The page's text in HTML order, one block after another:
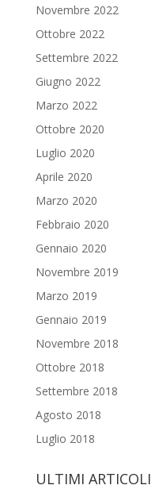
Novembre 2022
Ottobre 2022
Settembre 2022
Giugno 2022
Marzo 2022
Ottobre 2020
Luglio 2020
Aprile 2020
Marzo 2020
Febbraio 2020
Gennaio 2020
Novembre 2019
Marzo 2019
Gennaio 2019
Novembre 2018
Ottobre 2018
Settembre 2018
Agosto 2018
Luglio 2018
ULTIMI ARTICOLI